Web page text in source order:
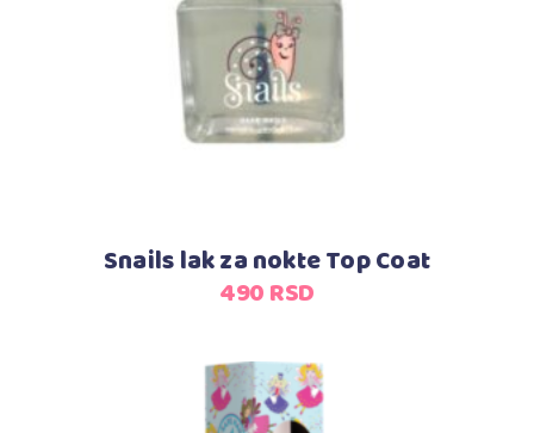
Snails lak za nokte Top Coat
490RSD